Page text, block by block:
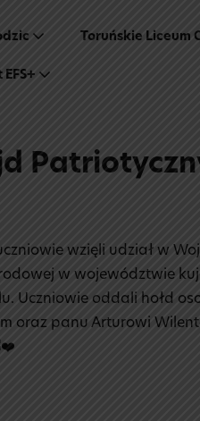
Toruńskie Liceum
wzięli udział w
w województwie
Uczniowie oddali hołd
oraz panu Arturowi